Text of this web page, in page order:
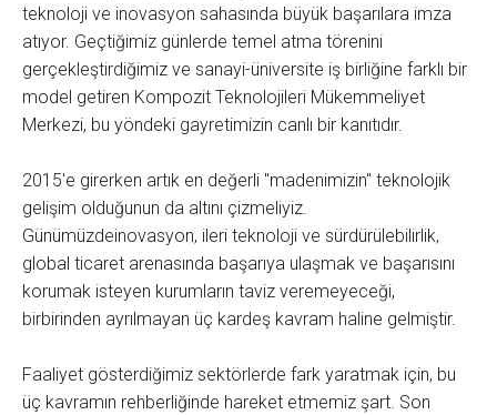
teknoloji ve inovasyon sahasında büyük başarılara imza
atıyor. Geçtiğimiz günlerde temel atma törenini
gerçekleştirdiğimiz ve sanayi-üniversite iş birliğine farklı bir
model getiren Kompozit Teknolojileri Mükemmeliyet
Merkezi, bu yöndeki gayretimizin canlı bir kanıtıdır.
2015'e girerken artık en değerli "madenimizin" teknolojik
gelişim olduğunun da altını çizmeliyiz.
Günümüzdeinovasyon, ileri teknoloji ve sürdürülebilirlik,
global ticaret arenasında başarıya ulaşmak ve başarısını
korumak isteyen kurumların taviz veremeyeceği,
birbirinden ayrılmayan üç kardeş kavram haline gelmiştir.
Faaliyet gösterdiğimiz sektörlerde fark yaratmak için, bu
üç kavramın rehberliğinde hareket etmemiz şart. Son